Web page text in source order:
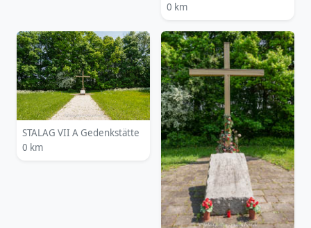
0 km
STALAG VII A Gedenkstätte
0 km